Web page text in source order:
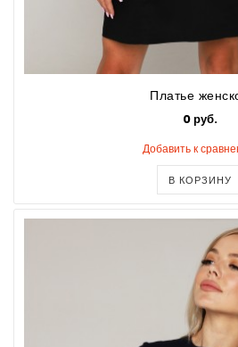
Платье
0 руб.
Добавить к
В КОРЗИНУ